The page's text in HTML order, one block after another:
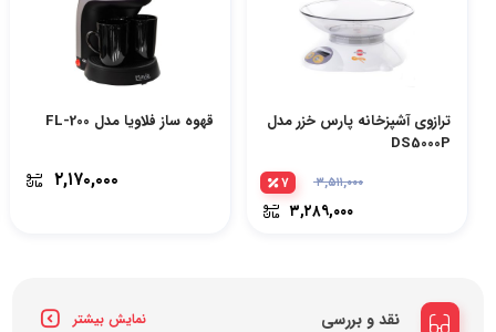
ترازوی آشپزخانه پارس خزر مدل
DS5000P
۳,۵۱۱,۰۰۰
۳,۲۸۹,۰۰۰
۷
قهوه ساز فلاویا مدل FL-200
۲,۱۷۰,۰۰۰
نقد و بررسی نمایش بیشتر